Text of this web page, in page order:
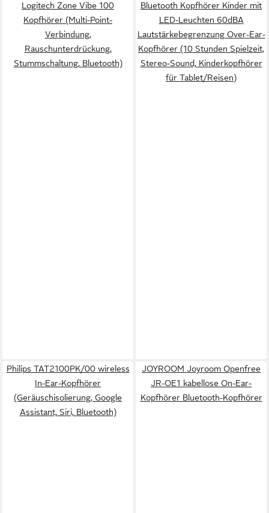
Logitech Zone Vibe 100
Kopfhörer (Multi-Point-
Verbindung,
Rauschunterdrückung,
Stummschaltung, Bluetooth)
Bluetooth Kopfhörer Kinder mit
LED-Leuchten 60dBA
Lautstärkebegrenzung Over-Ear-
Kopfhörer (10 Stunden Spielzeit,
Stereo-Sound, Kinderkopfhörer
für Tablet/Reisen)
Philips TAT2100PK/00 wireless
In-Ear-Kopfhörer
(Geräuschisolierung, Google
Assistant, Siri, Bluetooth)
JOYROOM Joyroom Openfree
JR-OE1 kabellose On-Ear-
Kopfhörer Bluetooth-Kopfhörer